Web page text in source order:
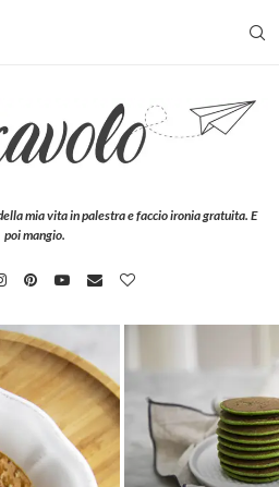
mia vita in palestra e faccio ironia gratuita. E
poi mangio.